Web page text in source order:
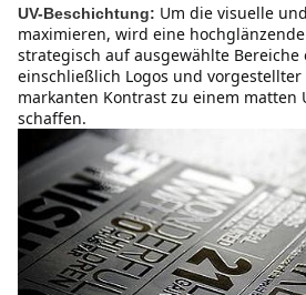
UV-Beschichtung: Um die visuelle
maximieren, wird eine
strategisch auf ausgewählte Bereiche
einschließlich Logos und
markanten Kontrast zu einem matten
schaffen.